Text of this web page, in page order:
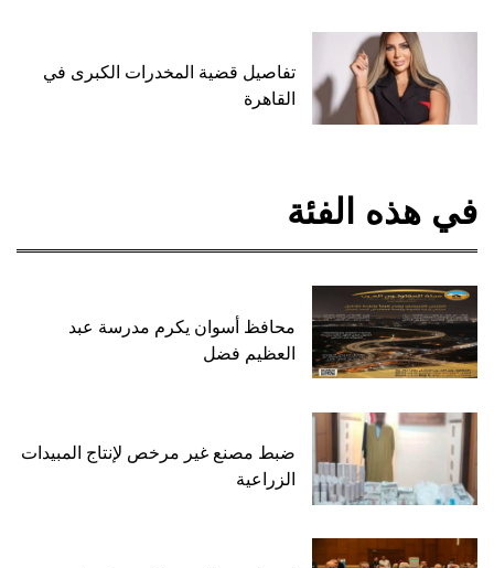
تفاصيل قضية المخدرات الكبرى في
القاهرة
في هذه الفئة
محافظ أسوان يكرم مدرسة عبد
العظيم فضل
ضبط مصنع غير مرخص لإنتاج المبيدات
الزراعية